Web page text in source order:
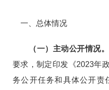
一、总体情况
（一）主动公开情况。
要求，制定印发《2023年
务公开任务和具体公开责